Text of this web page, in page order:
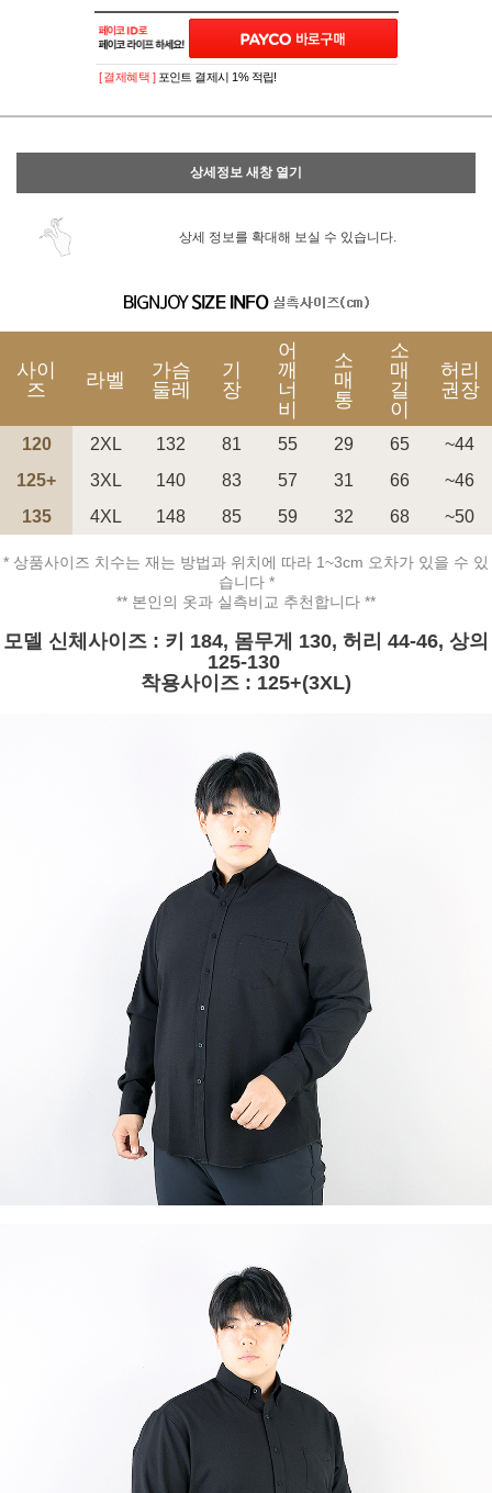
이벤트페이포인트 적립 혜택 2배 UP!
페이코 ID로 페
PAYCO 바로구매
[ 결제혜택 ] 포인트 결제시 1% 적립!
상세정보 새창 열기
상세 정보를 확대해 보실 수 있습니다.
사이
즈
라벨
가슴
둘레
기
장
어
깨
너
비
소
매
통
소
매
길
이
허리
권장
120 2XL 132 81 55 29 65
~44
125+
3XL 140 83 57 31 66
~46
135
4XL 148 85 59 32 68 ~50
* 상품사이즈 치수는 재는 방법과 위치에 따라 1~3cm 오차가 있을 수 있
습니다 *
** 본인의 옷과 실측비교 추천합니다 **
모델 신체사이즈 : 키 184, 몸무게 130, 허리 44-46, 상의
125-130
착용사이즈 : 125+(3XL)